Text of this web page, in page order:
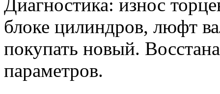
Диагностика: износ
блоке цилиндров, люфт
покупать новый.
параметров.